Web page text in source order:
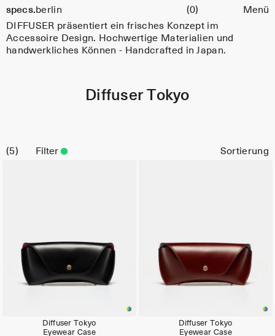
Skip to content
specs.berlin
Warenkorb (0) Menü
Diffuser Tokyo
DIFFUSER präsentiert ein frisches Konzept im
Accessoire Design. Hochwertige Materialien und
handwerkliches Können - Handcrafted in Japan.
5 Filter
Diffuser Tokyo
Eyewear Case
Diffuser Tokyo
Eyewear Case